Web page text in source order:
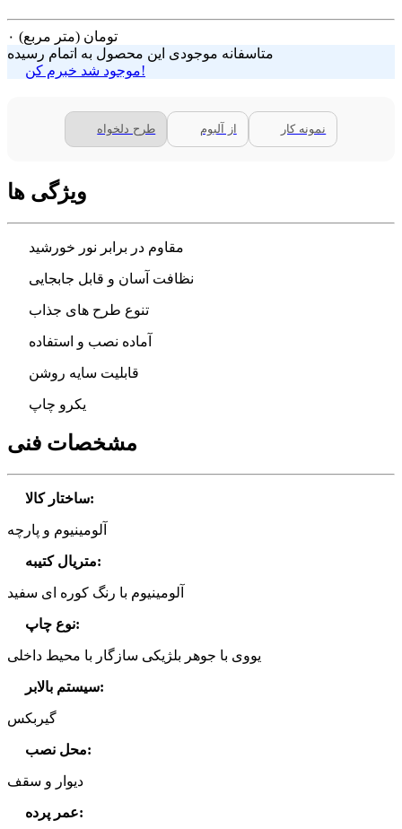
۰ تومان (متر مربع)
متاسفانه موجودی این محصول به اتمام رسیده
موجود شد خبرم کن!
طرح دلخواه از آلبوم نمونه کار
ویژگی ها
مقاوم در برابر نور خورشید
نظافت آسان و قابل جابجایی
تنوع طرح های جذاب
آماده نصب و استفاده
قابلیت سایه روشن
یکرو چاپ
مشخصات فنی
ساختار کالا:
آلومینیوم و پارچه
متریال کتیبه:
آلومینیوم با رنگ کوره ای سفید
نوع چاپ:
یووی با جوهر بلژیکی سازگار با محیط داخلی
سیستم بالابر:
گیربکس
محل نصب:
دیوار و سقف
عمر پرده: